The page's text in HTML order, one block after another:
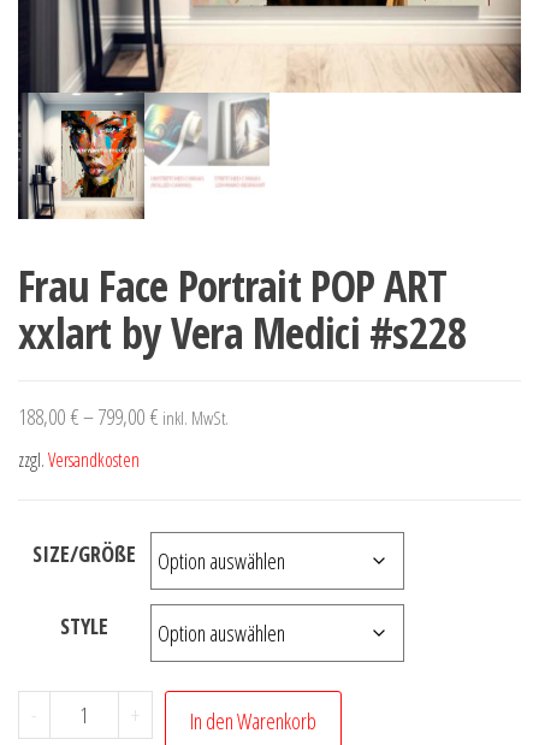
Frau Face Portrait POP ART
xxlart by Vera Medici #s228
188,00 €–799,00 € inkl. MwSt.
zzgl.Versandkosten
SIZE/GRÖßE
STYLE
-
Frau
+ In den Warenkorb